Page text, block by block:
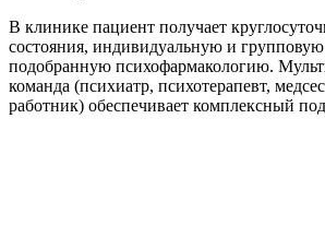
В клинике пациент получает
состояния, индивидуальную и
подобранную психофармакологию.
команда (психиатр, психотерапевт,
работник) обеспечивает комплексный